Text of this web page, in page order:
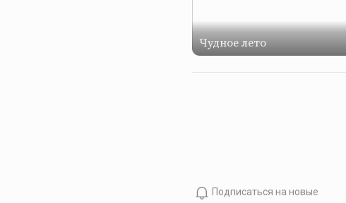
Чудное лето
Подписаться на новые